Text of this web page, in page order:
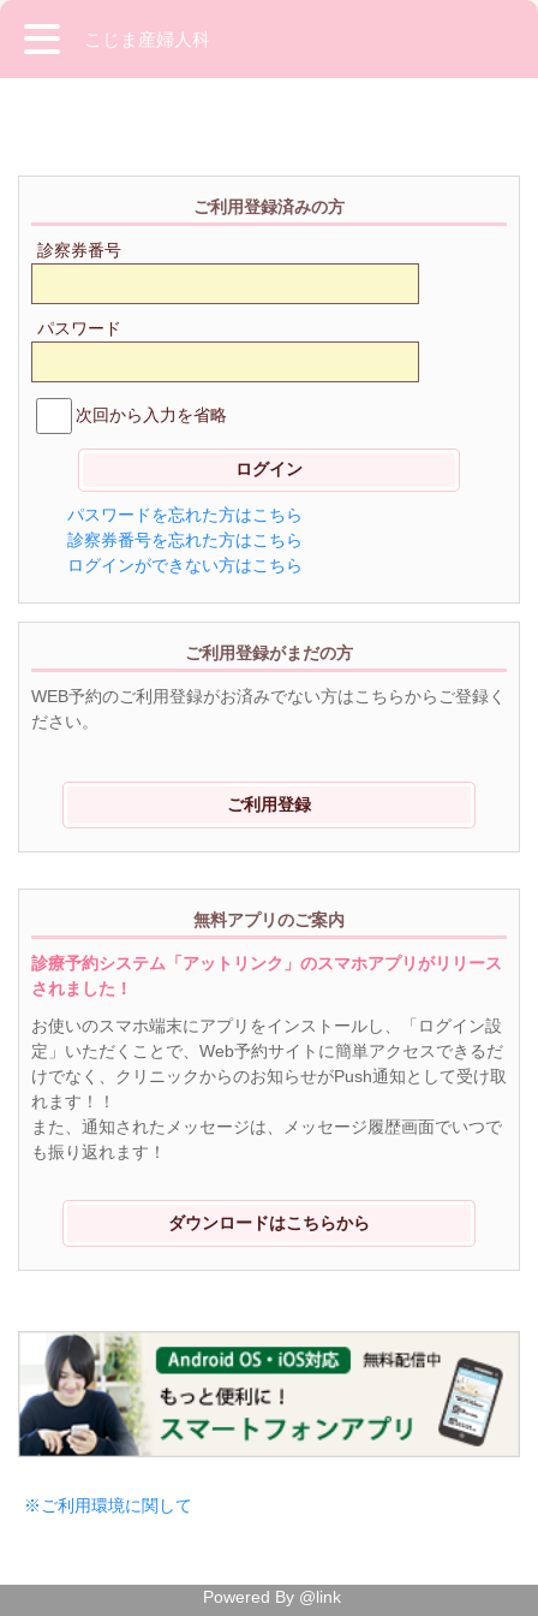
こじま産婦人科
ご利用登録済みの方
診察券番号
パスワード
次回から入力を省略
パスワードを忘れた方はこちら
診察券番号を忘れた方はこちら
ログインができない方はこちら
ご利用登録がまだの方
WEB予約のご利用登録がお済みでない方はこちらからご登録く
ださい。
ご利用登録
無料アプリのご案内
診療予約システム「アットリンク」のスマホアプリがリリース
されました！
お使いのスマホ端末にアプリをインストールし、「ログイン設
定」いただくことで、Web予約サイトに簡単アクセスできるだ
けでなく、クリニックからのお知らせがPush通知として受け取
れます！！
また、通知されたメッセージは、メッセージ履歴画面でいつで
も振り返れます！
ダウンロードはこちらから
※ご利用環境に関して
Powered By @link